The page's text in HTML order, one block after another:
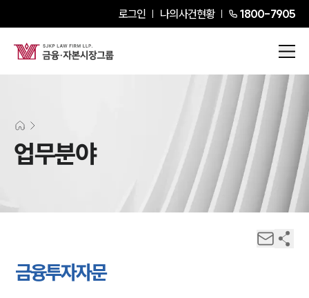
로그인 나의사건현황 1800-7905
업무분야
금융투자자문